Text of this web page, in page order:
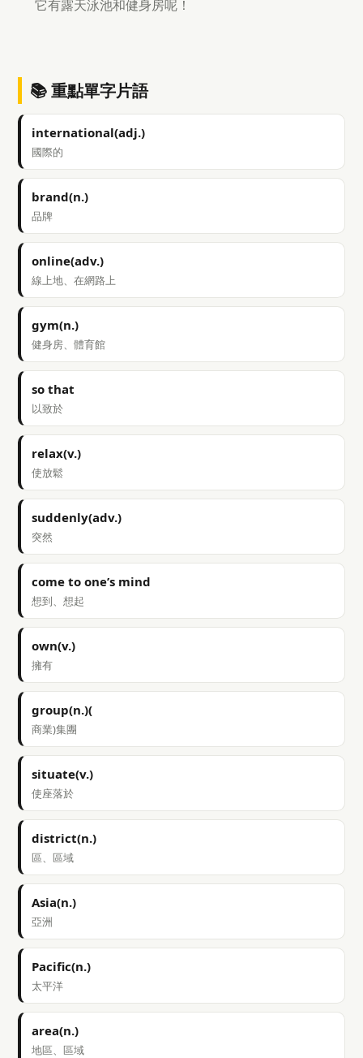
它有露天泳池和健身房呢！
📚 重點單字片語
international(adj.)
國際的
brand(n.)
品牌
online(adv.)
線上地、在網路上
gym(n.)
健身房、體育館
so that
以致於
relax(v.)
使放鬆
suddenly(adv.)
突然
come to one’s mind
想到、想起
own(v.)
擁有
group(n.)(
商業)集團
situate(v.)
使座落於
district(n.)
區、區域
Asia(n.)
亞洲
Pacific(n.)
太平洋
area(n.)
地區、區域